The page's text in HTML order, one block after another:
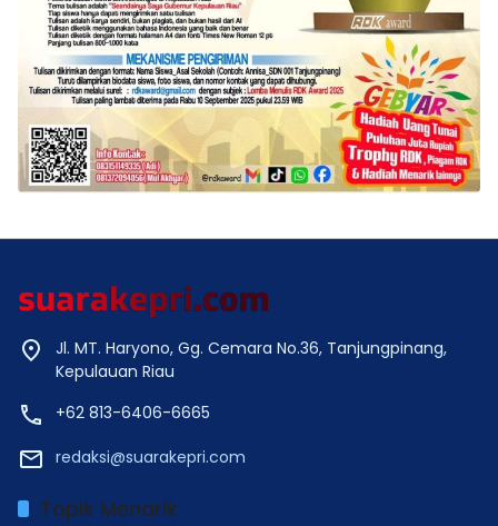
Jl. MT. Haryono, Gg. Cemara No.36, Tanjungpinang,
Kepulauan Riau
+62 813-6406-6665
redaksi@suarakepri.com
Topik Menarik